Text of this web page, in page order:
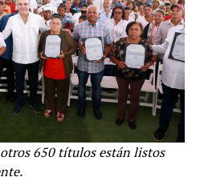
650 títulos están listos